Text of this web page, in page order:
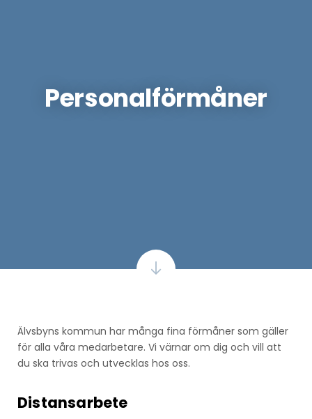
Personalförmåner
Älvsbyns kommun har många fina förmåner som gäller
för alla våra medarbetare. Vi värnar om dig och vill att
du ska trivas och utvecklas hos oss.
Distansarbete